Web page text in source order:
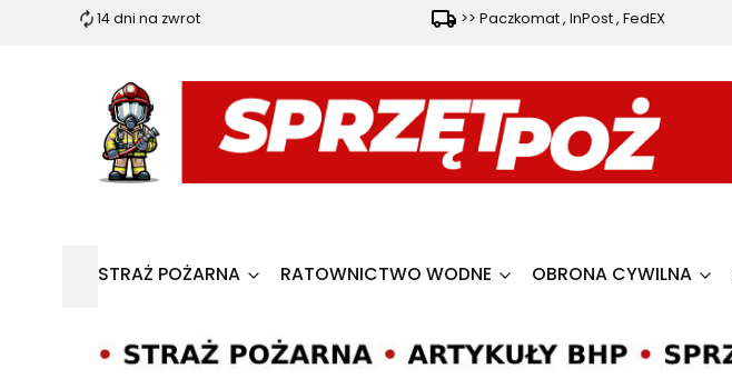
14 dni na zwrot >> Paczkomat , InPost , FedEX
STRAŻ POŻARNA RATOWNICTWO WODNE OBRONA CYWILNA